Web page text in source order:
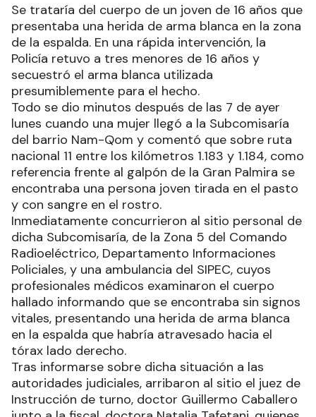
Se trataría del cuerpo de un joven de 16 años que
presentaba una herida de arma blanca en la zona
de la espalda. En una rápida intervención, la
Policía retuvo a tres menores de 16 años y
secuestró el arma blanca utilizada
presumiblemente para el hecho.
Todo se dio minutos después de las 7 de ayer
lunes cuando una mujer llegó a la Subcomisaría
del barrio Nam-Qom y comentó que sobre ruta
nacional 11 entre los kilómetros 1.183 y 1.184, como
referencia frente al galpón de la Gran Palmira se
encontraba una persona joven tirada en el pasto
y con sangre en el rostro.
Inmediatamente concurrieron al sitio personal de
dicha Subcomisaría, de la Zona 5 del Comando
Radioeléctrico, Departamento Informaciones
Policiales, y una ambulancia del SIPEC, cuyos
profesionales médicos examinaron el cuerpo
hallado informando que se encontraba sin signos
vitales, presentando una herida de arma blanca
en la espalda que habría atravesado hacia el
tórax lado derecho.
Tras informarse sobre dicha situación a las
autoridades judiciales, arribaron al sitio el juez de
Instrucción de turno, doctor Guillermo Caballero